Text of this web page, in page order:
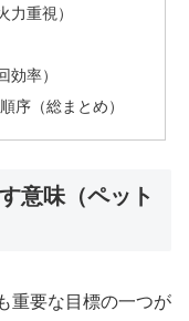
力重視）
効率）
序（総まとめ）
意味（ペット
重要な目標の一つが